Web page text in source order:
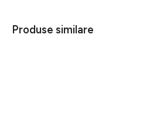
Produse similare